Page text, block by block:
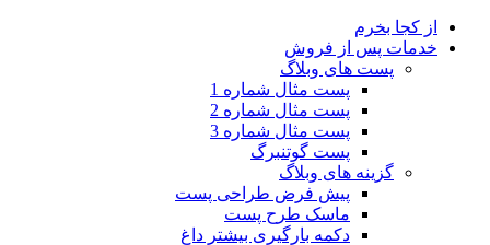
از کجا بخرم
خدمات پس از فروش
پست های وبلاگ
پست مثال شماره 1
پست مثال شماره 2
پست مثال شماره 3
پست گوتنبرگ
گزینه های وبلاگ
پیش فرض طراحی پست
ماسک طرح پست
دکمه بارگیری بیشتر داغ